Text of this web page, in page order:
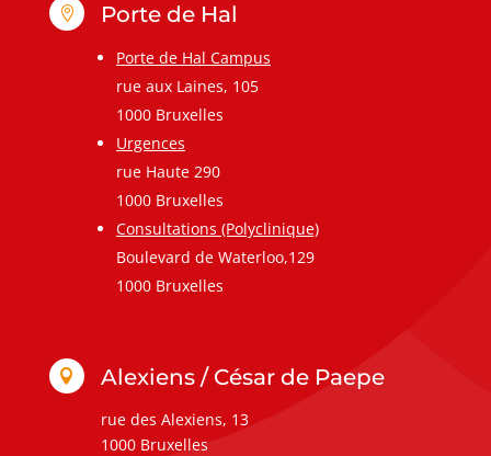
 Porte de Hal
Porte de Hal Campus
rue aux Laines, 105
1000 Bruxelles
Urgences
rue Haute 290
1000 Bruxelles
Consultations (Polyclinique)
Boulevard de Waterloo,129
1000 Bruxelles
 Alexiens / César de Paepe
rue des Alexiens, 13
1000 Bruxelles